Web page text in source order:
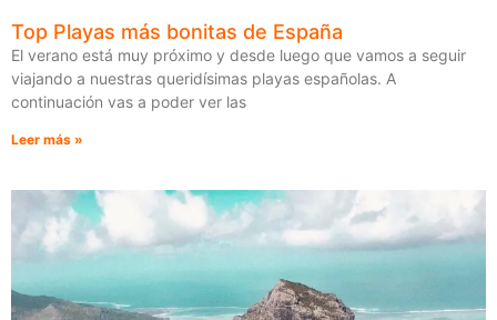
Top Playas más bonitas de España
El verano está muy próximo y desde luego que vamos a seguir
viajando a nuestras queridísimas playas españolas. A
continuación vas a poder ver las
Leer más »